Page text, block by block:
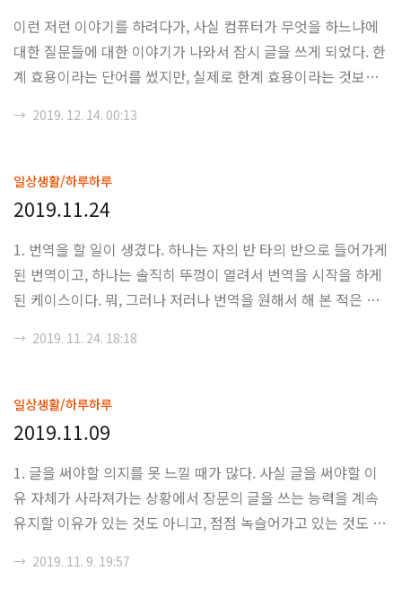
사실 현업에 있는 사람이라면 다들 공감할 글이라고 생각한다.
근데 그게 왜 OKKY에 올라가서 인기를 끌었는지는 잘 ..
이런 저런 이야기를 하려다가, 사실 컴퓨터가 무엇을 하느냐에
대한 질문들에 대한 이야기가 나와서 잠시 글을 쓰게 되었다. 한
계 효용이라는 단어를 썼지만, 실제로 한계 효용이라는 것보다
여튼, 이야기를 시작해보자. 경제학에서는 한계 효용이라는 용
게 생각한다면 위키피디아에 언급된 것처럼, 갈증을 느낄 때의
물 한 모금과 그 다음의 한 모금과, 그 다음의.... 최종적으로 갈
다. 즉, 재화가 어느정도 쌓이게 된다면, 재화의 가치는 선형적
으로 증가하는 것이 아니라 점점 가치가 증가하는 속도가 떨어
진다는 것이라고 하면 되겠다. "한계..
→ 2019. 12. 14. 00:13
일상생활/하루하루
2019.11.24
1. 번역을 할 일이 생겼다. 하나는 자의 반 타의 반으로 들어가게
된 번역이고, 하나는 솔직히 뚜껑이 열려서 번역을 시작을 하게
된 케이스이다. 뭐, 그러나 저러나 번역을 원해서 해 본 적은 그
가 너무 불편하거나, 너무 거지 같이 했거나, 아니면 너무 오래
라서 기계적으로 한 경우가 많은 것이다. 2. 번역 관련 문제를 생
각하다가, 수능 국어 문제 25번에 대한 해석으로 뉴스 기사가 나
가르쳤고, 이에 따라 많은 (?) 학생들이 그대로 문제를 풀어서
틀렸다는 이야기인데, 사실 이 기사를 보면서 수능 국어가 변별
력을 갖고..
→ 2019. 11. 24. 18:18
일상생활/하루하루
2019.11.09
1. 글을 써야할 의지를 못 느낄 때가 많다. 사실 글을 써야할 이
유 자체가 사라져가는 상황에서 장문의 글을 쓰는 능력을 계속
유지할 이유가 있는 것도 아니고, 점점 녹슬어가고 있는 것도 느
올 일이라는 건 알지만, 역시 자전거를 오랜만에 타는 듯한 느낌
→ 2019. 11. 9. 19:57